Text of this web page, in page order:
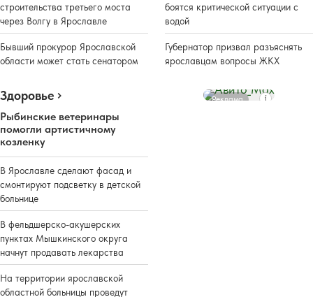
строительства третьего моста
через Волгу в Ярославле
Бывший прокурор Ярославской
области может стать сенатором
боятся критической ситуации с
водой
Губернатор призвал разъяснять
ярославцам вопросы ЖКХ
Здоровье
Рыбинские ветеринары
помогли артистичному
козленку
В Ярославле сделают фасад и
смонтируют подсветку в детской
больнице
В фельдшерско-акушерских
пунктах Мышкинского округа
начнут продавать лекарства
На территории ярославской
областной больницы проведут
Реклама